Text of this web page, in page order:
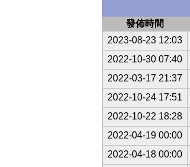
發佈時間
2023-08-23 12:03
2022-10-30 07:40
2022-03-17 21:37
2022-10-24 17:51
2022-10-22 18:28
2022-04-19 00:00
2022-04-18 00:00